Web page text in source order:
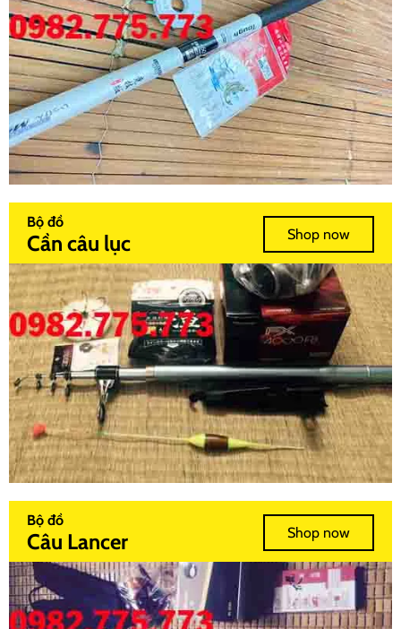
Bộ đồ
Cần câu lục Shop now
Bộ đồ
Câu Lancer Shop now